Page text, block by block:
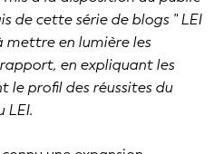
de cette série de blogs " LEI
mettre en lumière les
en expliquant les
le profil des réussites du
LEI.